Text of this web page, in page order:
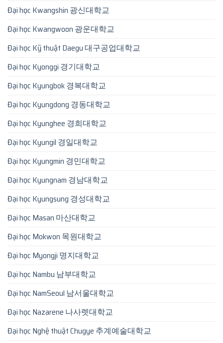
Đại học Kwangshin 광신대학교
Đại học Kwangwoon 광운대학교
Đại học Kỹ thuật Daegu 대구공업대학교
Đại học Kyonggi 경기대학교
Đại học Kyungbok 경복대학교
Đại học Kyungdong 경동대학교
Đại học Kyunghee 경희대학교
Đại học Kyungil 경일대학교
Đại học Kyungmin 경민대학교
Đại học Kyungnam 경남대학교
Đại học Kyungsung 경성대학교
Đại học Masan 마산대학교
Đại học Mokwon 목원대학교
Đại học Myongji 명지대학교
Đại học Nambu 남부대학교
Đại học NamSeoul 남서울대학교
Đại học Nazarene 나사렛대학교
Đại học Nghệ thuật Chugye 추계예술대학교